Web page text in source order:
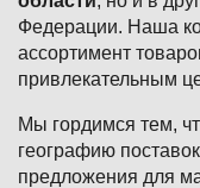
Федерации. Наша
ассортимент
привлекательным
Мы гордимся тем,
географию
предложения для